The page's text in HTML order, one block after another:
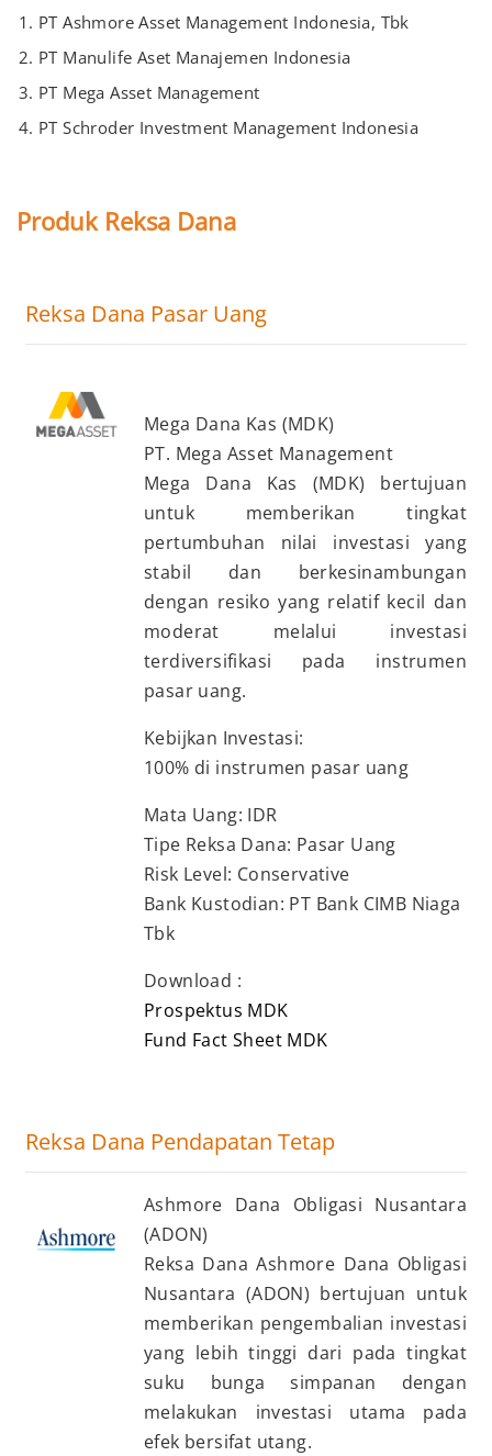
PT Ashmore Asset Management Indonesia, Tbk
PT Manulife Aset Manajemen Indonesia
PT Mega Asset Management
PT Schroder Investment Management Indonesia
Produk Reksa Dana
Reksa Dana Pasar Uang
Mega Dana Kas (MDK)
PT. Mega Asset Management
Mega Dana Kas (MDK) bertujuan
untuk memberikan tingkat
pertumbuhan nilai investasi yang
stabil dan berkesinambungan
dengan resiko yang relatif kecil dan
moderat melalui investasi
terdiversifikasi pada instrumen
pasar uang.
Kebijkan Investasi:
100% di instrumen pasar uang
Mata Uang: IDR
Tipe Reksa Dana: Pasar Uang
Risk Level: Conservative
Bank Kustodian: PT Bank CIMB Niaga
Tbk
Download :
Prospektus MDK
Fund Fact Sheet MDK
Reksa Dana Pendapatan Tetap
Ashmore Dana Obligasi Nusantara
(ADON)
Reksa Dana Ashmore Dana Obligasi
Nusantara (ADON) bertujuan untuk
memberikan pengembalian investasi
yang lebih tinggi dari pada tingkat
suku bunga simpanan dengan
melakukan investasi utama pada
efek bersifat utang.